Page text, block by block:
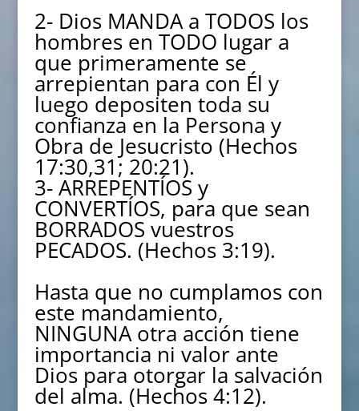
2- Dios MANDA a TODOS los
hombres en TODO lugar a
que primeramente se
arrepientan para con Él y
luego depositen toda su
confianza en la Persona y
Obra de Jesucristo (Hechos
17:30,31; 20:21).
3- ARREPENTÍOS y
CONVERTÍOS, para que sean
BORRADOS vuestros
PECADOS. (Hechos 3:19).
Hasta que no cumplamos con
este mandamiento,
NINGUNA otra acción tiene
importancia ni valor ante
Dios para otorgar la salvación
del alma. (Hechos 4:12).